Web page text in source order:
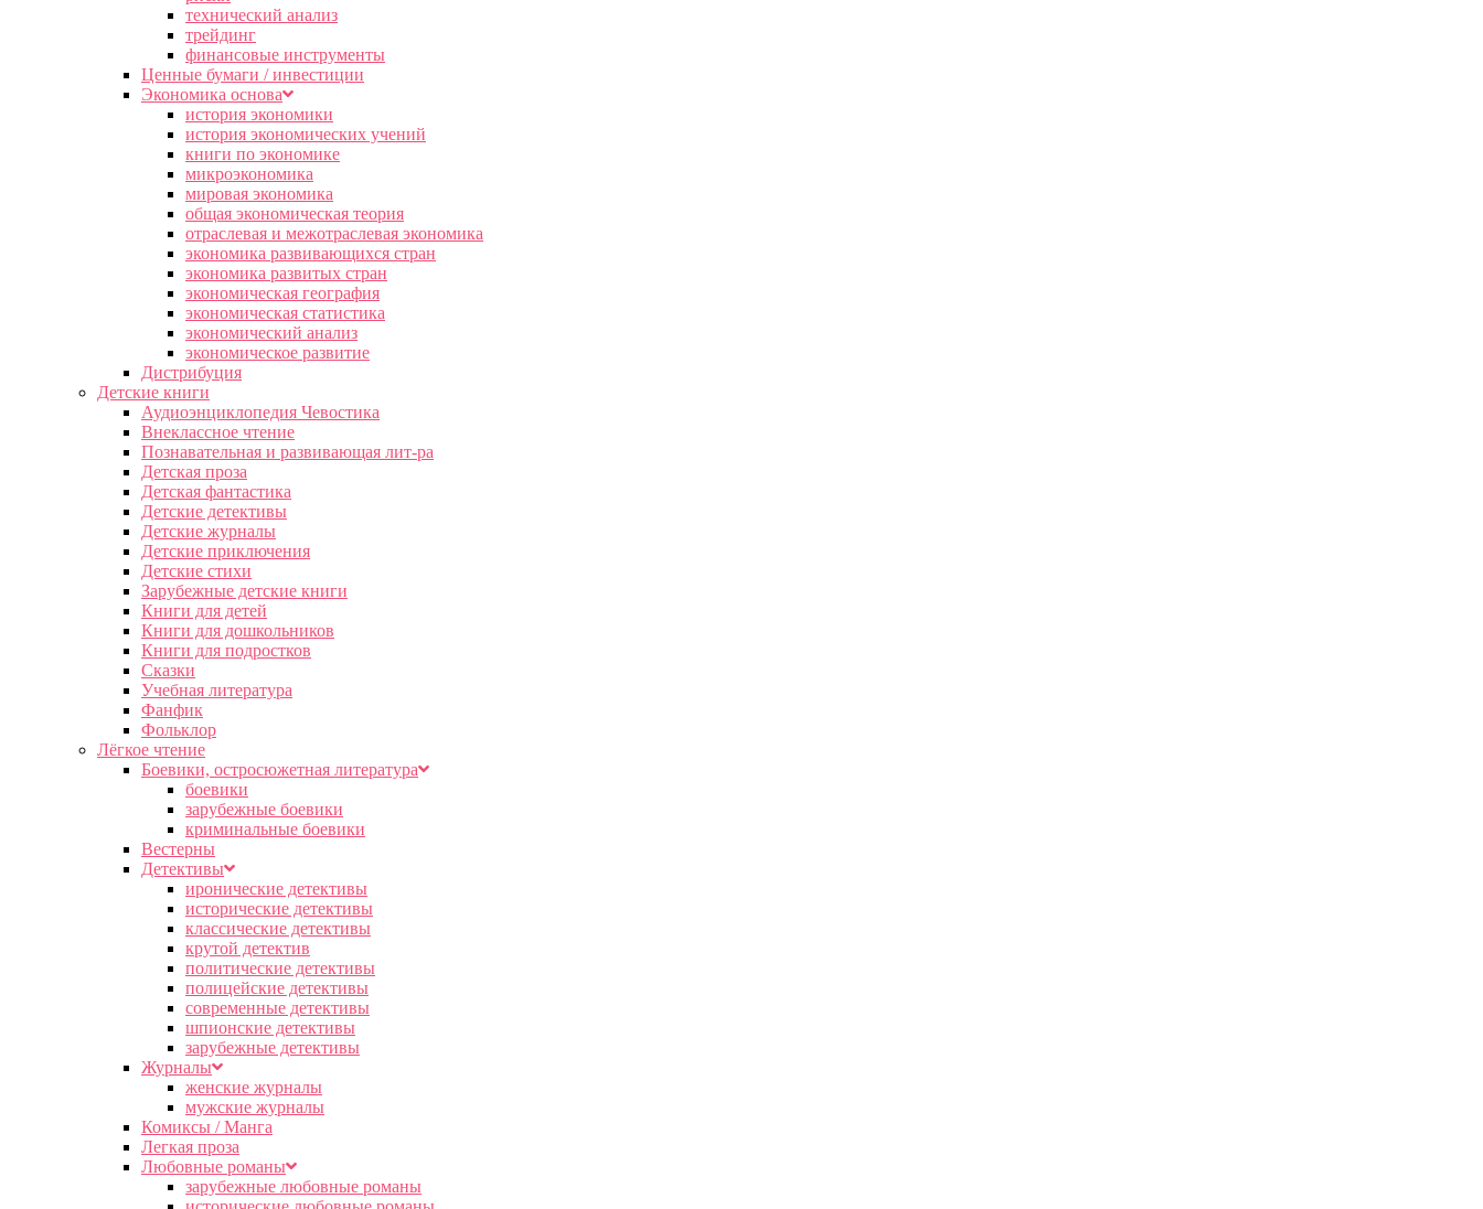
технический анализ
трейдинг
финансовые инструменты
Ценные бумаги / инвестиции
Экономика основа
история экономики
история экономических учений
книги по экономике
микроэкономика
мировая экономика
общая экономическая теория
отраслевая и межотраслевая экономика
экономика развивающихся стран
экономика развитых стран
экономическая география
экономическая статистика
экономический анализ
экономическое развитие
Дистрибуция
Детские книги
Аудиоэнциклопедия Чевостика
Внеклассное чтение
Познавательная и развивающая лит-ра
Детская проза
Детская фантастика
Детские детективы
Детские журналы
Детские приключения
Детские стихи
Зарубежные детские книги
Книги для детей
Книги для дошкольников
Книги для подростков
Сказки
Учебная литература
Фанфик
Фольклор
Лёгкое чтение
Боевики, остросюжетная литература
боевики
зарубежные боевики
криминальные боевики
Вестерны
Детективы
иронические детективы
исторические детективы
классические детективы
крутой детектив
политические детективы
полицейские детективы
современные детективы
шпионские детективы
зарубежные детективы
Журналы
женские журналы
мужские журналы
Комиксы / Манга
Легкая проза
Любовные романы
зарубежные любовные романы